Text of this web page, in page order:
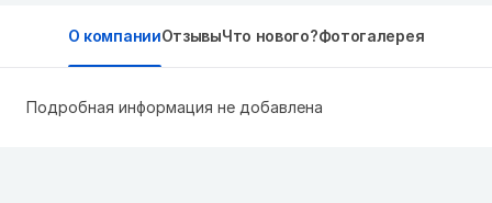
О компанииОтзывыЧто нового?Фотогалерея
Подробная информация не добавлена